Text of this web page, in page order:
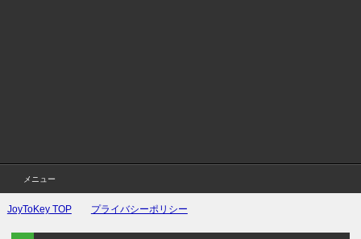
メニュー
JoyToKeyTOP プライバシーポリシー